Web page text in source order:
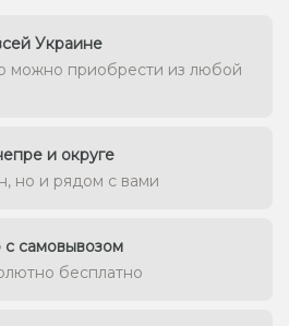
Украине
можно приобрести из любой
и округе
но и рядом с вами
с самовывозом
бесплатно